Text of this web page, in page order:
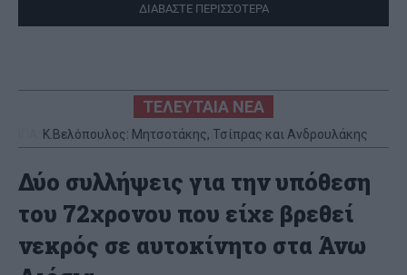
ΔΙΑΒΑΣΤΕ ΠΕΡΙΣΣΟΤΕΡΑ